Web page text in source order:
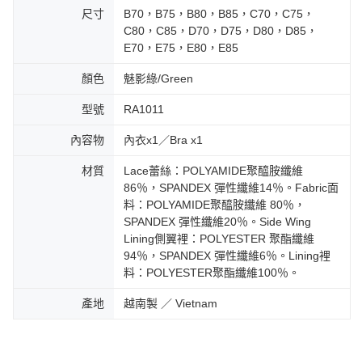
尺寸
B70，B75，B80，B85，C70，C75，
C80，C85，D70，D75，D80，D85，
E70，E75，E80，E85
顏色 魅影綠/Green
型號 RA1011
內容物 內衣x1／Bra x1
材質
Lace蕾絲：POLYAMIDE聚醯胺纖維
86％，SPANDEX 彈性纖維14％。Fabric面
料：POLYAMIDE聚醯胺纖維 80％，
SPANDEX 彈性纖維20％。Side Wing
Lining側翼裡：POLYESTER 聚酯纖維
94％，SPANDEX 彈性纖維6％。Lining裡
料：POLYESTER聚酯纖維100％。
產地 越南製 ／ Vietnam